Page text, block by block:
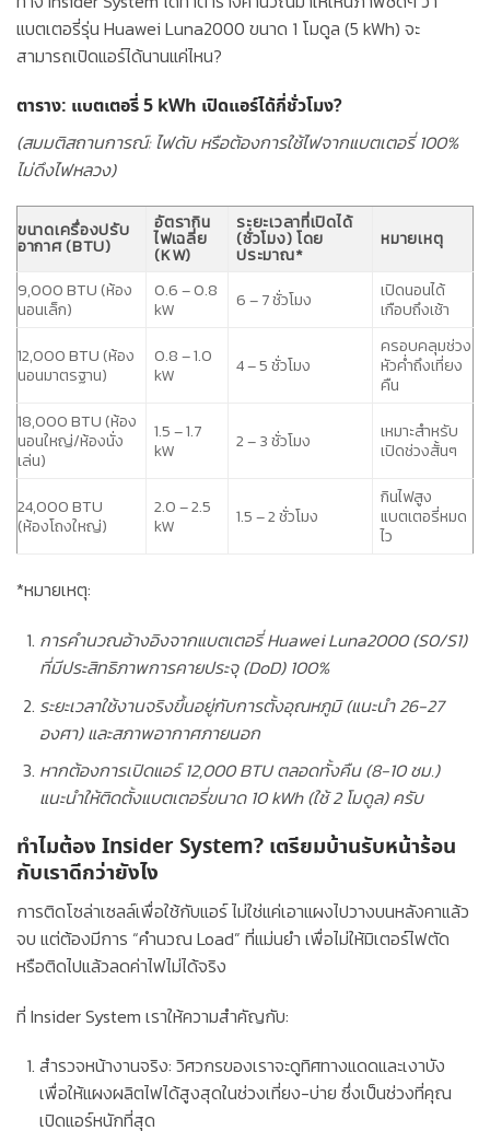
แบตเตอรี่รุ่น Huawei Luna2000 ขนาด 1 โมดูล (5 kWh) จะ
สามารถเปิดแอร์ได้นานแค่ไหน?
ตาราง: แบตเตอรี่ 5 kWh เปิดแอร์ได้กี่ชั่วโมง?
(สมมติสถานการณ์: ไฟดับ หรือต้องการใช้ไฟจากแบตเตอรี่ 100%
ไม่ดึงไฟหลวง)
ขนาดเครื่องปรับ
อากาศ (BTU)
อัตรากิน
ไฟเฉลี่ย
(KW)
ระยะเวลาที่เปิดได้
(ชั่วโมง) โดย
ประมาณ*
หมายเหตุ
9,000 BTU(ห้อง
นอนเล็ก)
0.6 – 0.8
kW
6 – 7 ชั่วโมง
เปิดนอนได้
เกือบถึงเช้า
12,000 BTU(ห้อง
นอนมาตรฐาน)
0.8 – 1.0
kW
4 – 5 ชั่วโมง
ครอบคลุมช่วง
หัวค่ำถึงเที่ยง
คืน
18,000 BTU(ห้อง
นอนใหญ่/ห้องนั่ง
เล่น)
1.5 – 1.7
kW
2 – 3 ชั่วโมง
เหมาะสำหรับ
เปิดช่วงสั้นๆ
24,000 BTU
(ห้องโถงใหญ่)
2.0 – 2.5
kW
1.5 – 2 ชั่วโมง
กินไฟสูง
แบตเตอรี่หมด
ไว
*หมายเหตุ:
การคำนวณอ้างอิงจากแบตเตอรี่ Huawei Luna2000 (S0/S1)
ที่มีประสิทธิภาพการคายประจุ (DoD) 100%
ระยะเวลาใช้งานจริงขึ้นอยู่กับการตั้งอุณหภูมิ (แนะนำ 26-27
องศา) และสภาพอากาศภายนอก
หากต้องการเปิดแอร์ 12,000 BTU ตลอดทั้งคืน (8-10 ชม.)
แนะนำให้ติดตั้งแบตเตอรี่ขนาด 10 kWh(ใช้ 2 โมดูล) ครับ
ทำไมต้อง Insider System? เตรียมบ้านรับหน้าร้อน
กับเราดีกว่ายังไง
การติดโซล่าเซลล์เพื่อใช้กับแอร์ ไม่ใช่แค่เอาแผงไปวางบนหลังคาแล้ว
จบ แต่ต้องมีการ “คำนวณ Load” ที่แม่นยำ เพื่อไม่ให้มิเตอร์ไฟตัด
หรือติดไปแล้วลดค่าไฟไม่ได้จริง
ที่ Insider System เราให้ความสำคัญกับ:
สำรวจหน้างานจริง: วิศวกรของเราจะดูทิศทางแดดและเงาบัง
เพื่อให้แผงผลิตไฟได้สูงสุดในช่วงเที่ยง-บ่าย ซึ่งเป็นช่วงที่คุณ
เปิดแอร์หนักที่สุด